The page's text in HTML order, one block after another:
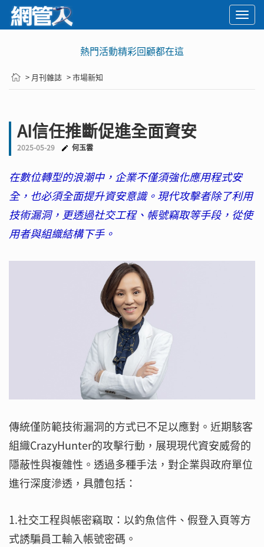
熱門活動精彩回顧都在這
> 月刊雜誌 > 市場新知
AI信任推斷促進全面資安
2025-05-29 何玉雲
在數位轉型的浪潮中，企業不僅須強化應用程式安
全，也必須全面提升資安意識。現代攻擊者除了利用
技術漏洞，更透過社交工程、帳號竊取等手段，從使
用者與組織結構下手。
傳統僅防範技術漏洞的方式已不足以應對。近期駭客
組織CrazyHunter的攻擊行動，展現現代資安威脅的
隱蔽性與複雜性。透過多種手法，對企業與政府單位
進行深度滲透，具體包括：
1.社交工程與帳密竊取：以釣魚信件、假登入頁等方
式誘騙員工輸入帳號密碼。